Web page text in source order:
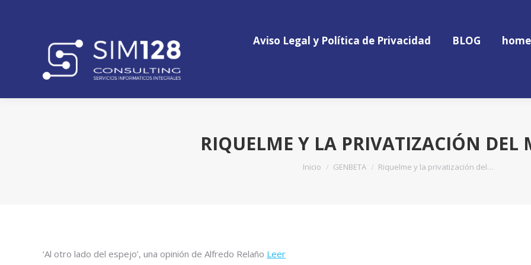
Aviso Legal y Política de Privacidad BLOG home
RIQUELME Y LA PRIVATIZACIÓN DEL
Estás aquí:
Inicio GENBETA Riquelme y la privatización del…
‘Al otro lado del espejo’, una opinión de Alfredo Relaño Leer